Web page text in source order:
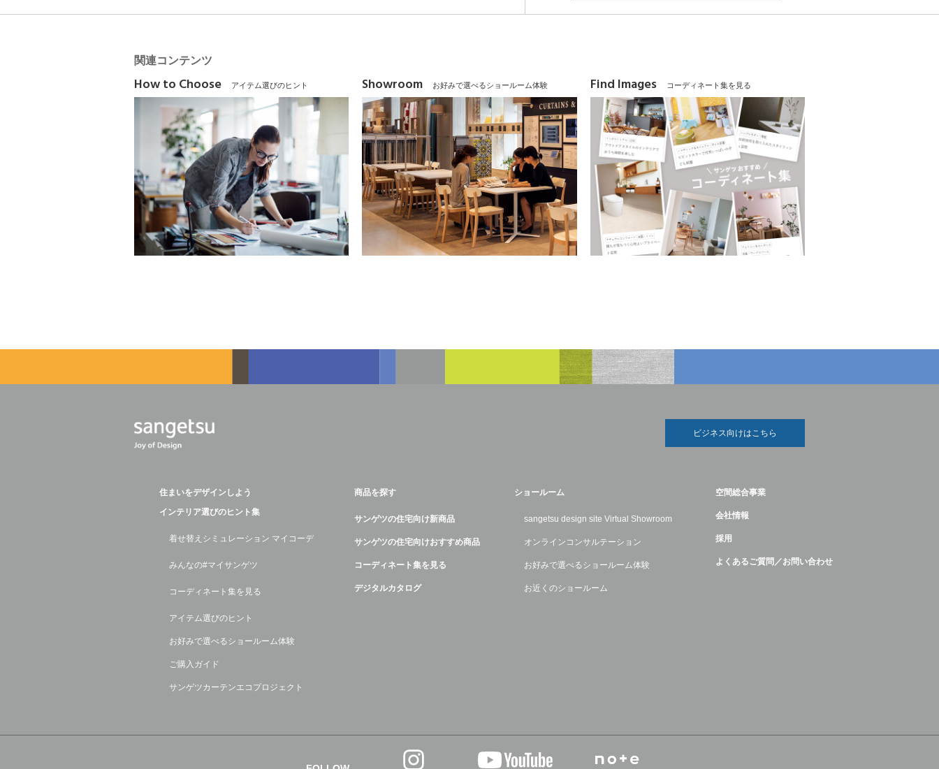
関連コンテンツ
How to Choose アイテム選びのヒント Showroom お好みで選べるショールーム体験 Find Images コーディネート集を見る
ビジネス向けはこちら
住まいをデザインしよう
インテリア選びのヒント集
着せ替えシミュレーション マイコーデ
みんなの#マイサンゲツ
コーディネート集を見る
アイテム選びのヒント
お好みで選べるショールーム体験
ご購入ガイド
サンゲツカーテンエコプロジェクト
商品を探す
サンゲツの住宅向け新商品
サンゲツの住宅向けおすすめ商品
コーディネート集を見る
デジタルカタログ
ショールーム
sangetsu design site Virtual Showroom
オンラインコンサルテーション
お好みで選べるショールーム体験
お近くのショールーム
空間総合事業
会社情報
採用
よくあるご質問／お問い合わせ